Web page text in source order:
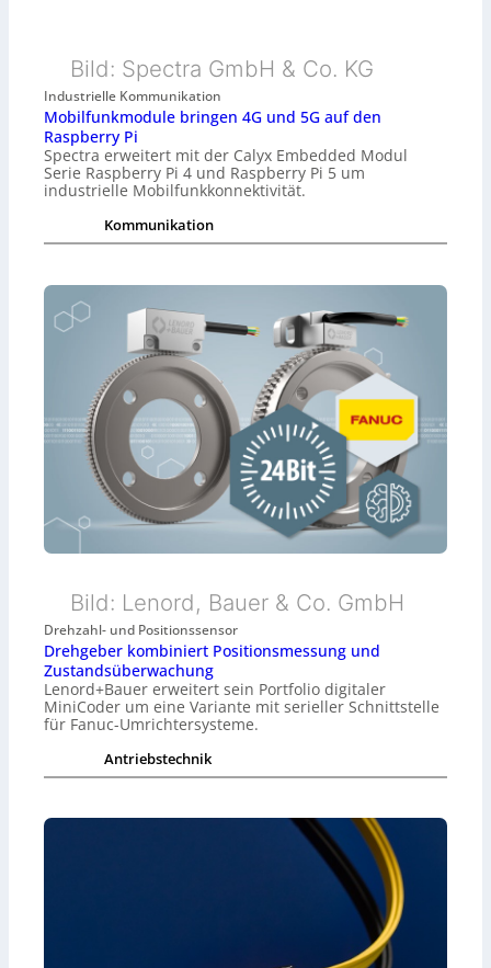
Bild: Spectra GmbH & Co. KG
Industrielle Kommunikation
Mobilfunkmodule bringen 4G und 5G auf den
Raspberry Pi
Spectra erweitert mit der Calyx Embedded Modul
Serie Raspberry Pi 4 und Raspberry Pi 5 um
industrielle Mobilfunkkonnektivität.
Kommunikation
Bild: Lenord, Bauer & Co. GmbH
Drehzahl- und Positionssensor
Drehgeber kombiniert Positionsmessung und
Zustandsüberwachung
Lenord+Bauer erweitert sein Portfolio digitaler
MiniCoder um eine Variante mit serieller Schnittstelle
für Fanuc-Umrichtersysteme.
Antriebstechnik